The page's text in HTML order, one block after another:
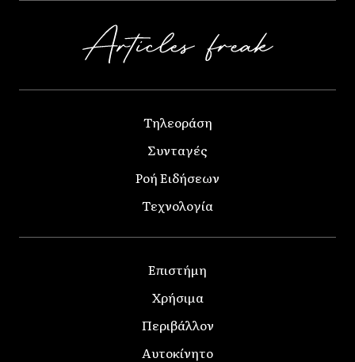
Τηλεοράση
Συνταγές
Ροή Ειδήσεων
Τεχνολογία
Επιστήμη
Χρήσιμα
Περιβάλλον
Αυτοκίνητο